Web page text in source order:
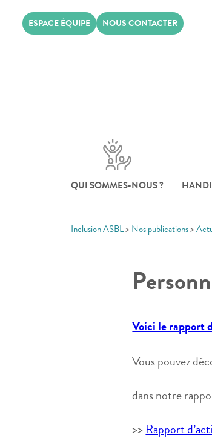
ESPACE ÉQUIPE NOUS CONTACTER
QUI SOMMES-NOUS ?
Inclusion ASBL> Nos publications >
Voici le rapport
Vous pouvez
dans notre
>> Rapport